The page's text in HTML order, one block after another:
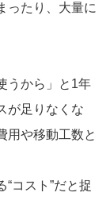
ったり、大量に
うから」と1年
が足りなくな
用や移動工数と
コスト”だと捉